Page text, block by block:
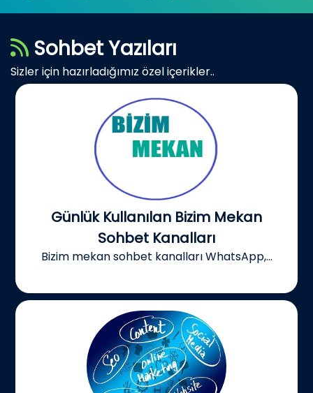
Sohbet Yazıları
Sizler için hazırladığımız özel içerikler..
Günlük Kullanılan Bizim Mekan
Sohbet Kanalları
Bizim mekan sohbet kanalları WhatsApp,...